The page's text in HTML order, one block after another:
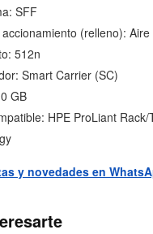
SFF
(relleno): Aire
512n
Smart Carrier (SC)
GB
HPE ProLiant
y novedades en